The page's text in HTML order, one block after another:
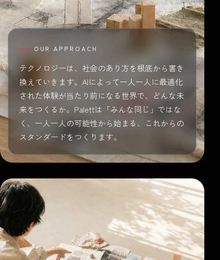
OUR APPROACH
テクノロジーは、社会のあり方を根底から書き
換えていきます。AIによって一人一人に最適化
された体験が当たり前になる世界で、どんな未
来をつくるか。Palettは「みんな同じ」ではな
く、一人一人の可能性から始まる、これからの
スタンダードをつくります。